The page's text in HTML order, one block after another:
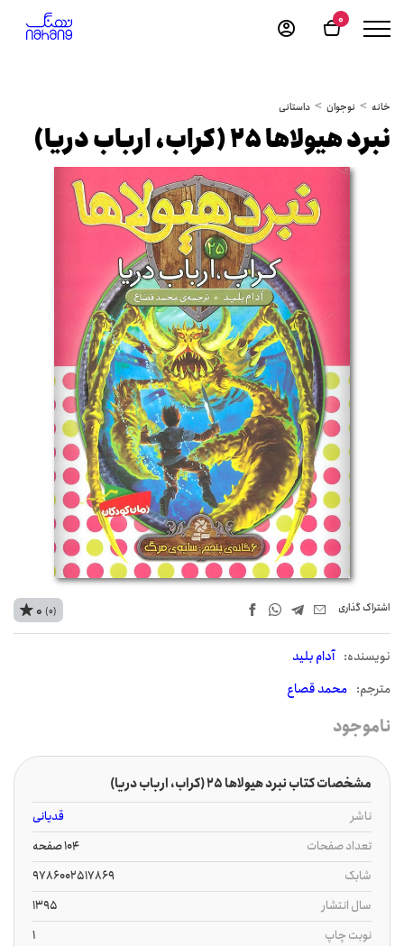
0
خانه نوجوان داستانی
نبرد هیولاها 25 (کراب، ارباب دریا)
اشتراک‌ گذاری
نويسنده: آدام بلید
مترجم: محمد قصاع
0 (0)
ناموجود
مشخصات کتاب نبرد هیولاها 25 (کراب، ارباب دریا)
ناشر
قدیانی
تعداد صفحات
104 صفحه
شابک
9786002517869
سال انتشار
1395
نوبت چاپ
1